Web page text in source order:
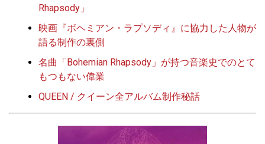
Rhapsody」
映画『ボヘミアン・ラプソディ』に協力した人物が
語る制作の裏側
名曲「Bohemian Rhapsody」が持つ音楽史でのとて
もつもない偉業
QUEEN / クイーン全アルバム制作秘話